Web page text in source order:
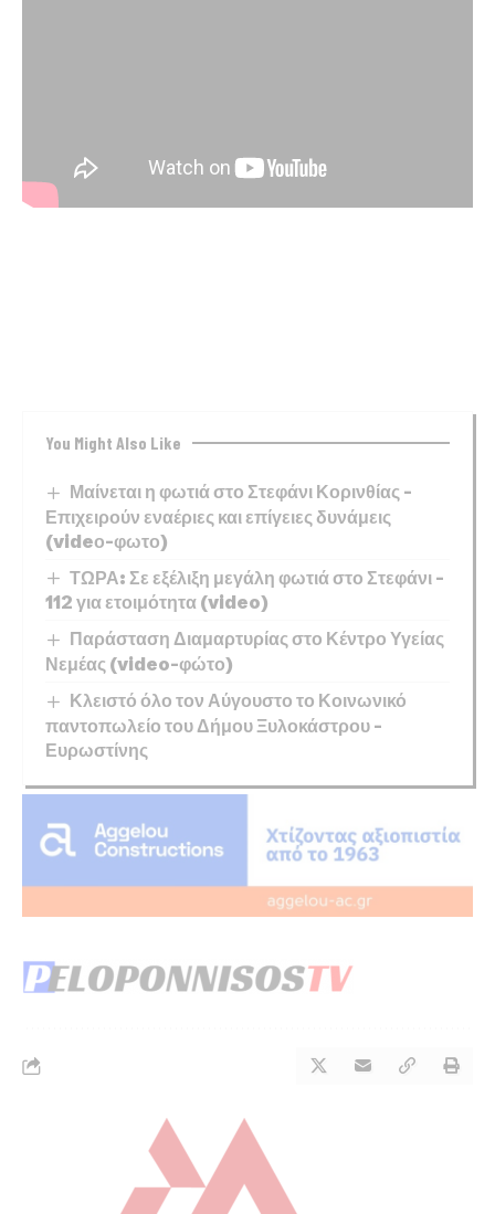
You Might Also Like
Μαίνεται η φωτιά στο Στεφάνι Κορινθίας –
Επιχειρούν εναέριες και επίγειες δυνάμεις
(videο-φωτο)
ΤΩΡΑ: Σε εξέλιξη μεγάλη φωτιά στο Στεφάνι –
112 για ετοιμότητα (video)
Παράσταση Διαμαρτυρίας στο Κέντρο Υγείας
Νεμέας (video-φώτο)
Κλειστό όλο τον Αύγουστο το Κοινωνικό
παντοπωλείο του Δήμου Ξυλοκάστρου –
Ευρωστίνης